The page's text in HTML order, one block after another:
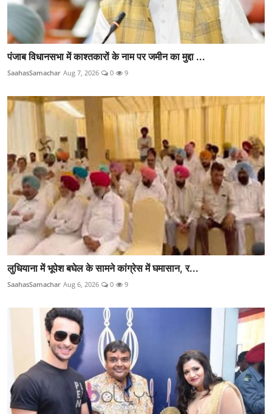
पंजाब विधानसभा में काश्तकारों के नाम पर जमीन का मुद्दा ...
SaahasSamachar Aug 7, 2026 0 9
लुधियाना में भूपेश बघेल के सामने कांग्रेस में घमासान, र...
SaahasSamachar Aug 6, 2026 0 9